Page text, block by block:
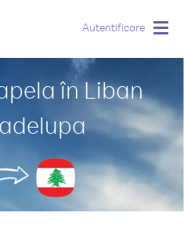
Autentificare
în Liban